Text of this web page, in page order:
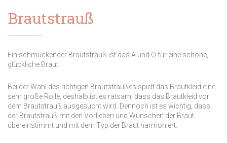
Brautstrauß
Ein schmückender Brautstrauß ist das A und O für eine schöne,
glückliche Braut.
Bei der Wahl des richtigen Brautstraußes spielt das Brautkleid eine
sehr große Rolle, deshalb ist es ratsam, dass das Brautkleid vor
dem Brautstrauß ausgesucht wird. Dennoch ist es wichtig, dass
der Brautstrauß mit den Vorlieben und Wünschen der Braut
übereinstimmt und mit dem Typ der Braut harmoniert.